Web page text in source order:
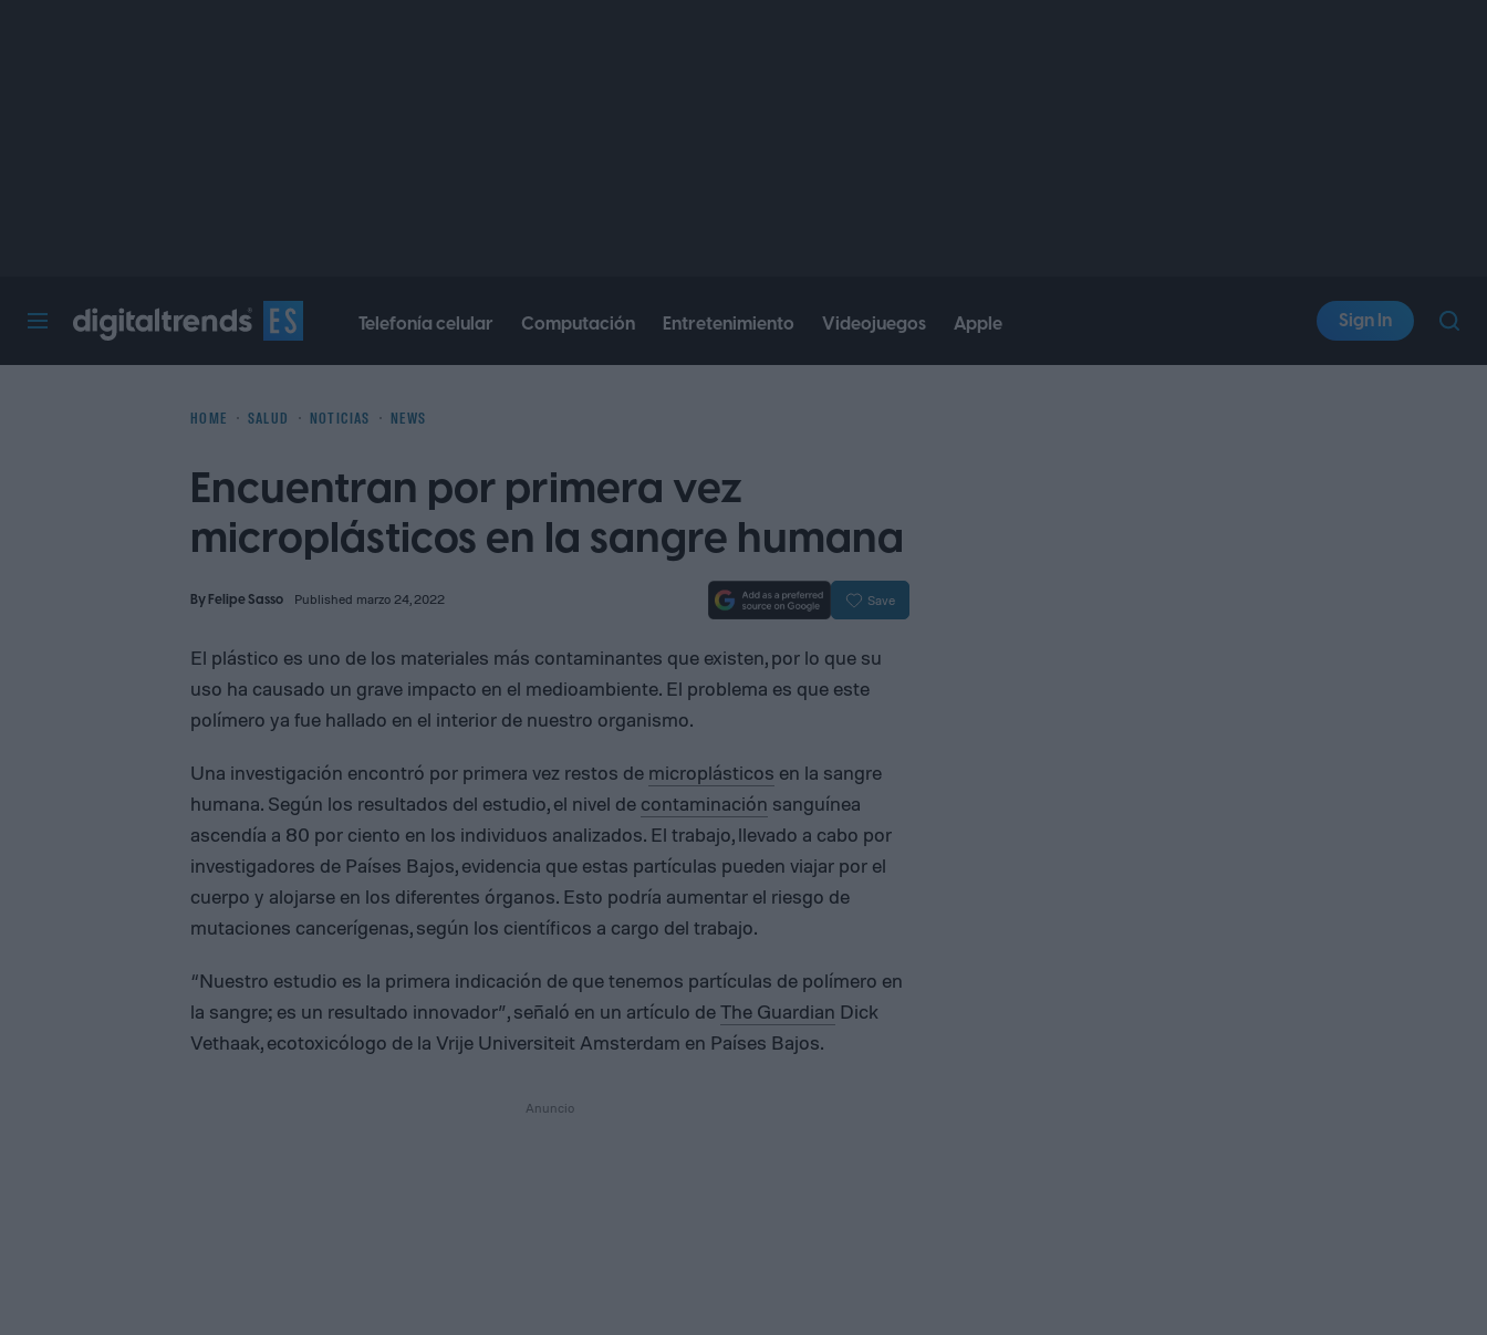
Telefonía celular Computación Entretenimiento Videojuegos Apple Sign In
HOME SALUD NOTICIAS NEWS
Encuentran por primera vez
microplásticos en la sangre humana
ByFelipe Sasso Published marzo 24, 2022 Save
El plástico es uno de los materiales más contaminantes que existen, por lo que su
uso ha causado un grave impacto en el medioambiente. El problema es que este
polímero ya fue hallado en el interior de nuestro organismo.
Una investigación encontró por primera vez restos de microplásticos en la sangre
humana. Según los resultados del estudio, el nivel de contaminación sanguínea
ascendía a 80 por ciento en los individuos analizados. El trabajo, llevado a cabo por
investigadores de Países Bajos, evidencia que estas partículas pueden viajar por el
cuerpo y alojarse en los diferentes órganos. Esto podría aumentar el riesgo de
mutaciones cancerígenas, según los científicos a cargo del trabajo.
“Nuestro estudio es la primera indicación de que tenemos partículas de polímero en
la sangre; es un resultado innovador”, señaló en un artículo deThe Guardian Dick
Vethaak, ecotoxicólogo de la Vrije Universiteit Amsterdam en Países Bajos.